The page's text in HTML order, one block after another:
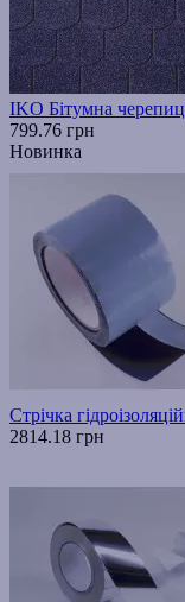
IKO Бітумна
799.76 грн
Новинка
Стрічка
2814.18 грн